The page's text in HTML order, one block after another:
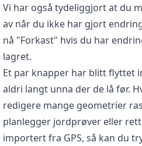
Vi har også tydeliggjort at du
av når du ikke har gjort
nå "Forkast" hvis du har
lagret.
Et par knapper har blitt flyttet
aldri langt unna der de lå før.
redigere mange geometrier
planlegger jordprøver eller
importert fra GPS, så kan du